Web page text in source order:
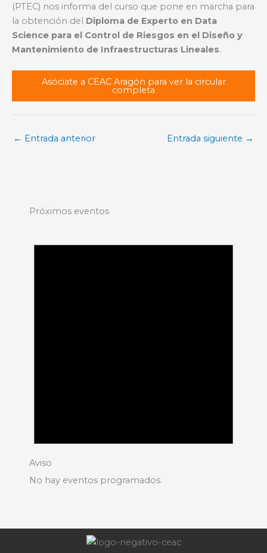
(PTEC) nos informa del curso que pone en marcha para
la obtención del Diploma de Experto en Data
Science para el Control de Riesgos en el Diseño y
Mantenimiento de Infraestructuras Lineales.
Asóciate a CEAC Aragón para ver la circular
completa
← Entrada anterior Entrada siguiente →
Próximos eventos
Aviso
No hay eventos programados.